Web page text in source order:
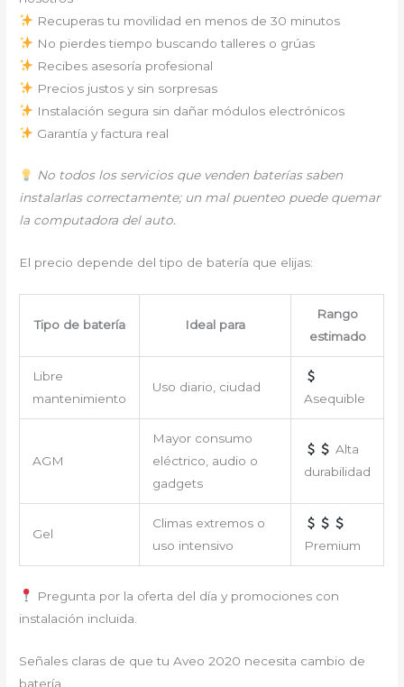
Recuperas tu movilidad en menos de 30 minutos
No pierdes tiempo buscando talleres o grúas
Recibes asesoría profesional
Precios justos y sin sorpresas
Instalación segura sin dañar módulos electrónicos
Garantía y factura real
No todos los servicios que venden baterías saben
instalarlas correctamente; un mal puenteo puede quemar
la computadora del auto.
El precio depende del tipo de batería que elijas:
Tipo de batería Ideal para
Rango
estimado
Libre
mantenimiento
Uso diario, ciudad
Asequible
AGM
Mayor consumo
eléctrico, audio o
gadgets
Alta
durabilidad
Gel
Climas extremos o
uso intensivo
Premium
Pregunta por la oferta del día y promociones con
instalación incluida.
Señales claras de que tu Aveo 2020 necesita cambio de
batería